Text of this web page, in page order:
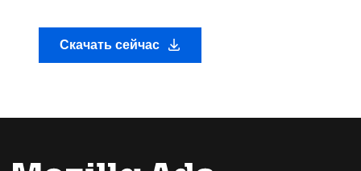
Скачать сейчас